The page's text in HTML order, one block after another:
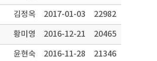
김정옥 2017-01-03 22982
황미영 2016-12-21 20465
윤현숙 2016-11-28 21346